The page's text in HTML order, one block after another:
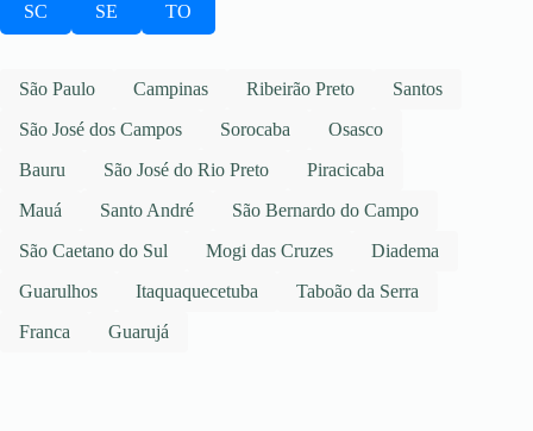
SC SE TO
São Paulo Campinas Ribeirão Preto
Santos
São José dos Campos
Sorocaba
Osasco
Bauru
São José do Rio Preto
Piracicaba
Mauá
Santo André
São Bernardo do Campo
São Caetano do Sul
Mogi das Cruzes
Diadema
Guarulhos
Itaquaquecetuba
Taboão da Serra
Franca
Guarujá